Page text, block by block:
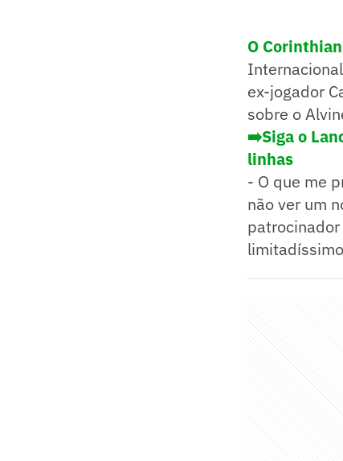
O
ex-jogador
sobre o
➡️Siga o
linhas
- O que me
não ver um